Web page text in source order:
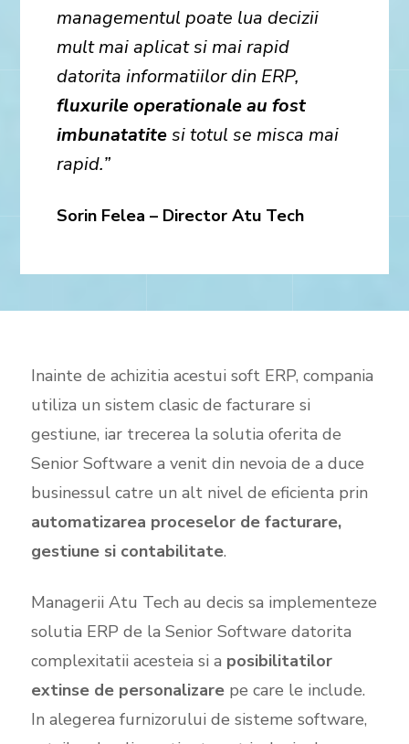
managementul poate lua decizii
mult mai aplicat si mai rapid
datorita informatiilor din ERP,
fluxurile operationale au fost
imbunatatitesi totul se misca mai
rapid.”
Sorin Felea – Director Atu Tech
Inainte de achizitia acestui soft ERP, compania
utiliza un sistem clasic de facturare si
gestiune, iar trecerea la solutia oferita de
Senior Software a venit din nevoia de a duce
businessul catre un alt nivel de eficienta prin
automatizarea proceselor de facturare,
gestiune si contabilitate.
Managerii Atu Tech au decis sa implementeze
solutia ERP de la Senior Software datorita
complexitatii acesteia si a posibilitatilor
extinse de personalizarepe care le include.
In alegerea furnizorului de sisteme software,